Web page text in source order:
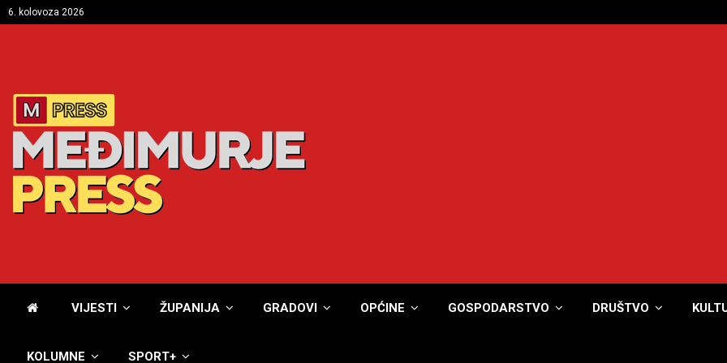
6. kolovoza 2026
VIJESTI ŽUPANIJA GRADOVI OPĆINE GOSPODARSTVO DRUŠTVO
KOLUMNE SPORT+